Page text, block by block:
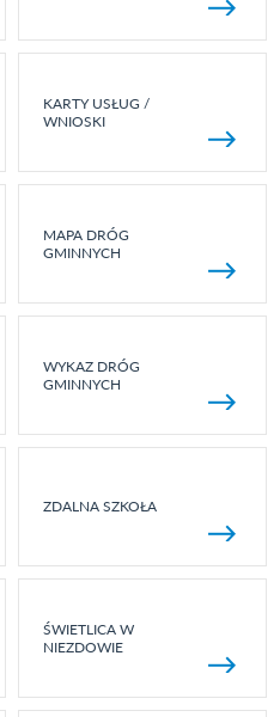
KARTY USŁUG /
WNIOSKI
MAPA DRÓG
GMINNYCH
WYKAZ DRÓG
GMINNYCH
ZDALNA SZKOŁA
ŚWIETLICA W
NIEZDOWIE